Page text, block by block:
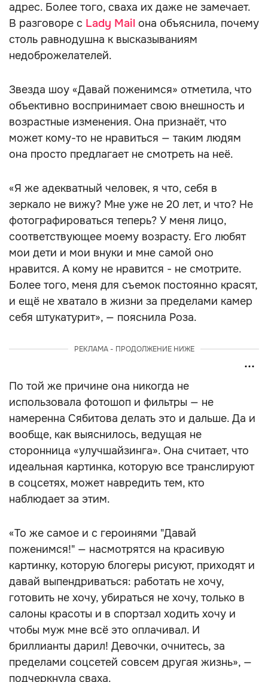
адрес. Более того, сваха их даже не замечает.
В разговоре с Lady Mail она объяснила, почему
столь равнодушна к высказываниям
недоброжелателей.
Звезда шоу «Давай поженимся» отметила, что
объективно воспринимает свою внешность и
возрастные изменения. Она признаёт, что
может кому-то не нравиться — таким людям
она просто предлагает не смотреть на неё.
«Я же адекватный человек, я что, себя в
зеркало не вижу? Мне уже не 20 лет, и что? Не
фотографироваться теперь? У меня лицо,
соответствующее моему возрасту. Его любят
мои дети и мои внуки и мне самой оно
нравится. А кому не нравится - не смотрите.
Более того, меня для съемок постоянно красят,
и ещё не хватало в жизни за пределами камер
себя штукатурит», — пояснила Роза.
РЕКЛАМА - ПРОДОЛЖЕНИЕ НИЖЕ
По той же причине она никогда не
использовала фотошоп и фильтры — не
намеренна Сябитова делать это и дальше. Да и
вообще, как выяснилось, ведущая не
сторонница «улучшайзинга». Она считает, что
идеальная картинка, которую все транслируют
в соцсетях, может навредить тем, кто
наблюдает за этим.
«То же самое и с героинями "Давай
поженимся!" — насмотрятся на красивую
картинку, которую блогеры рисуют, приходят и
давай выпендриваться: работать не хочу,
готовить не хочу, убираться не хочу, только в
салоны красоты и в спортзал ходить хочу и
чтобы муж мне всё это оплачивал. И
бриллианты дарил! Девочки, очнитесь, за
пределами соцсетей совсем другая жизнь», —
подчеркнула сваха.